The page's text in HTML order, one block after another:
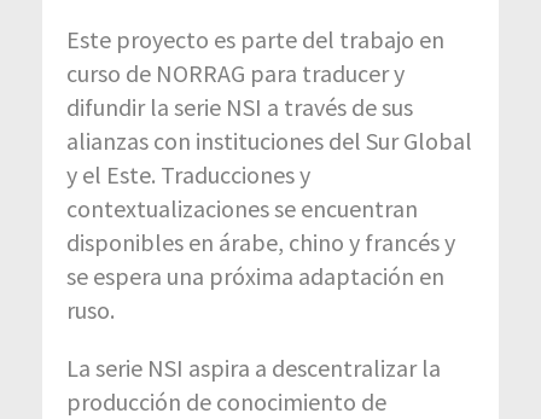
Este proyecto es parte del trabajo en
curso de NORRAG para traducer y
difundir la serie NSI a través de sus
alianzas con instituciones del Sur Global
y el Este. Traducciones y
contextualizaciones se encuentran
disponibles en árabe, chino y francés y
se espera una próxima adaptación en
ruso.
La serie NSI aspira a descentralizar la
producción de conocimiento de